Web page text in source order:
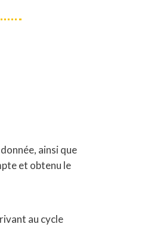
ainsi que
et obtenu le
au cycle